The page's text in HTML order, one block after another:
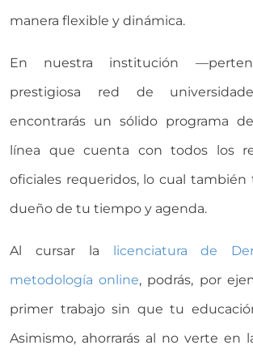
manera flexible y dinámica.
En nuestra institución
prestigiosa red de
encontrarás un sólido programa
línea que cuenta con todos los
oficiales requeridos, lo cual
dueño de tu tiempo y agenda.
Al cursar la licenciatura de
metodología online, podrás, por
primer trabajo sin que tu
Asimismo, ahorrarás al no verte en